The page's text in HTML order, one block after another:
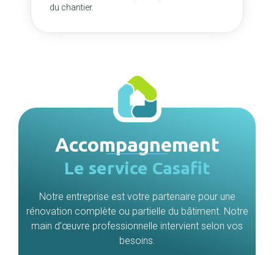
du chantier.
Accompagnement
Le service Casafit
Notre entreprise est votre partenaire pour une
rénovation complète ou partielle du bâtiment. Notre
main d’œuvre professionnelle intervient selon vos
besoins.